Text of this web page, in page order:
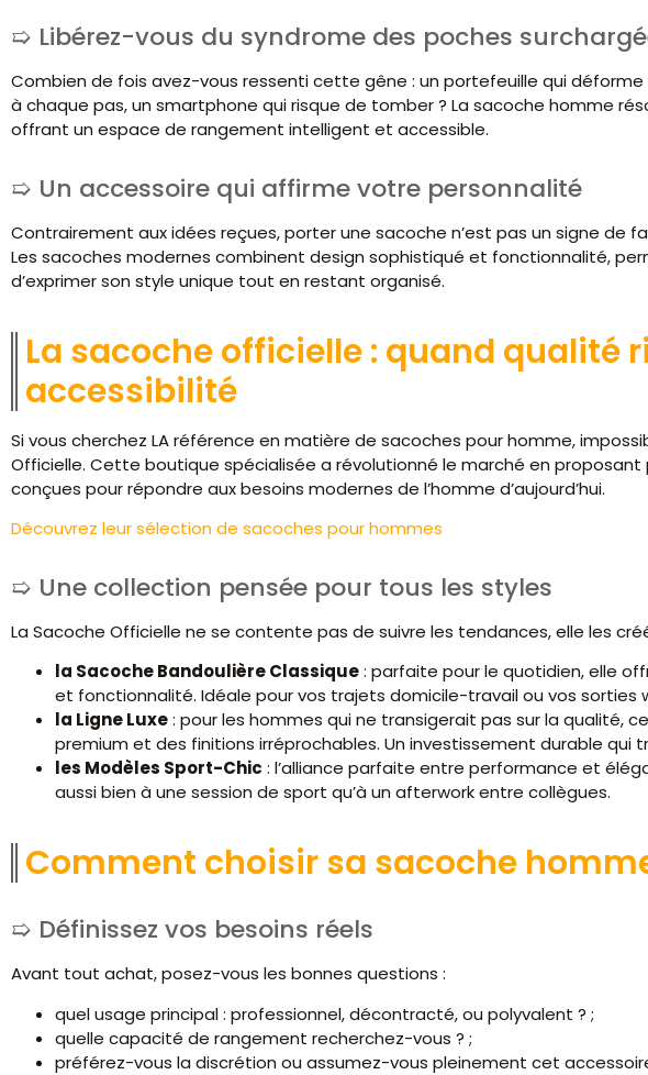
Libérez-vous du syndrome des poches
Combien de fois avez-vous ressenti cette gêne : un portefeuille qui
à chaque pas, un smartphone qui risque de tomber ? La sacoche homme
offrant un espace de rangement intelligent et accessible.
Un accessoire qui affirme votre personnalité
Contrairement aux idées reçues, porter une sacoche n’est pas un signe de
Les sacoches modernes combinent design sophistiqué et fonctionnalité,
d’exprimer son style unique tout en restant organisé.
La sacoche officielle : quand qualité
accessibilité
Si vous cherchez LA référence en matière de sacoches pour homme,
Officielle. Cette boutique spécialisée a révolutionné le marché en proposant
conçues pour répondre aux besoins modernes de l’homme d’aujourd’hui.
Découvrez leur sélection de sacoches pour hommes
Une collection pensée pour tous les styles
La Sacoche Officielle ne se contente pas de suivre les tendances, elle les
la Sacoche Bandoulière Classique: parfaite pour le quotidien, elle
et fonctionnalité. Idéale pour vos trajets domicile-travail ou vos sorties
la Ligne Luxe: pour les hommes qui ne transigerait pas sur la qualité,
premium et des finitions irréprochables. Un investissement durable qui
les Modèles Sport-Chic : l’alliance parfaite entre performance et
aussi bien à une session de sport qu’à un afterwork entre collègues.
Comment choisir sa sacoche
Définissez vos besoins réels
Avant tout achat, posez-vous les bonnes questions :
quel usage principal : professionnel, décontracté, ou polyvalent ? ;
quelle capacité de rangement recherchez-vous ? ;
préférez-vous la discrétion ou assumez-vous pleinement cet